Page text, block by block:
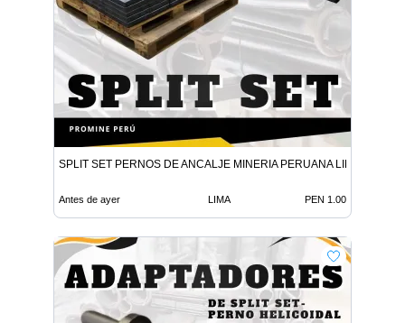
SPLIT SET PERNOS DE ANCALJE MINERIA PERUANA LIMA
Antes de ayer LIMA PEN 1.00